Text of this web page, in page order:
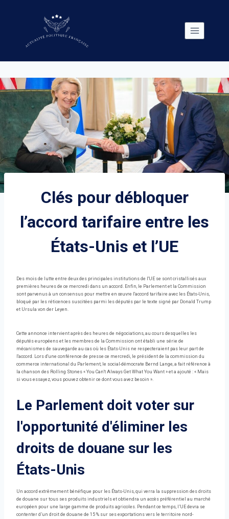
Clés pour débloquer
l’accord tarifaire entre les
États-Unis et l’UE
Des mois de lutte entre deux des principales institutions de l'UE se sont cristallisés aux
premières heures de ce mercredi dans un accord. Enfin, le Parlement et la Commission
sont parvenus à un consensus pour mettre en œuvre l'accord tarifaire avec les États-Unis,
bloqué par les réticences suscitées parmi les députés par le texte signé par Donald Trump
et Ursula von der Leyen.
Cette annonce intervient après des heures de négociations, au cours desquelles les
députés européens et les membres de la Commission ont établi une série de
mécanismes de sauvegarde au cas où les États-Unis ne respecteraient pas leur part de
l'accord. Lors d'une conférence de presse ce mercredi, le président de la commission du
commerce international du Parlement, le social-démocrate Bernd Lange, a fait référence à
la chanson des Rolling Stones « You Can't Always Get What You Want » et a ajouté : « Mais
si vous essayez, vous pouvez obtenir ce dont vous avez besoin ».
Le Parlement doit voter sur
l'opportunité d'éliminer les
droits de douane sur les
États-Unis
Un accord extrêmement bénéfique pour les États-Unis, qui verra la suppression des droits
de douane sur tous ses produits industriels et obtiendra un accès préférentiel au marché
européen pour une large gamme de produits agricoles. Pendant ce temps, l’UE devra se
contenter d’un droit de douane de 15 % sur ses exportations vers le territoire nord-